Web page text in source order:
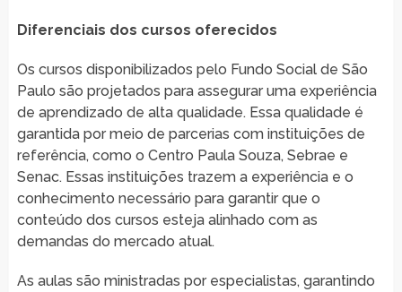
Diferenciais dos cursos oferecidos
Os cursos disponibilizados pelo Fundo Social de São
Paulo são projetados para assegurar uma experiência
de aprendizado de alta qualidade. Essa qualidade é
garantida por meio de parcerias com instituições de
referência, como o Centro Paula Souza, Sebrae e
Senac. Essas instituições trazem a experiência e o
conhecimento necessário para garantir que o
conteúdo dos cursos esteja alinhado com as
demandas do mercado atual.
As aulas são ministradas por especialistas, garantindo